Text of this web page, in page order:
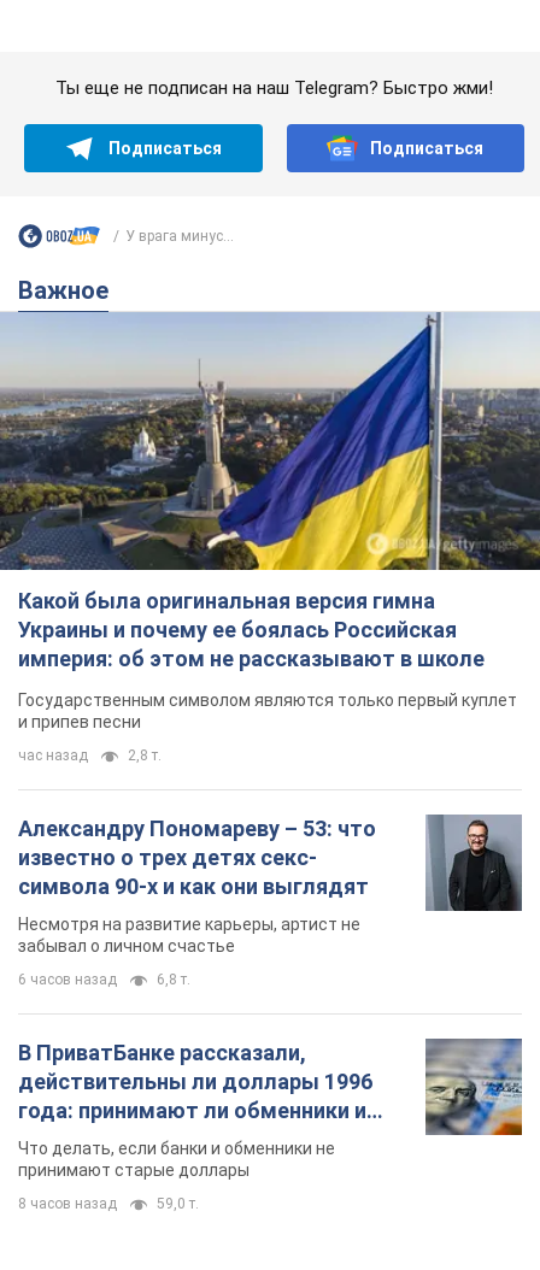
Какой была оригинальная версия гимна
Украины и почему ее боялась Российская
империя: об этом не рассказывают в школе
Государственным символом являются только первый куплет
и припев песни
час назад 2,8 т.
Александру Пономареву – 53: что
известно о трех детях секс-
символа 90-х и как они выглядят
Несмотря на развитие карьеры, артист не
забывал о личном счастье
6 часов назад 6,8 т.
В ПриватБанке рассказали,
действительны ли доллары 1996
года: принимают ли обменники и
банки такие купюры
Что делать, если банки и обменники не
принимают старые доллары
8 часов назад 59,0 т.